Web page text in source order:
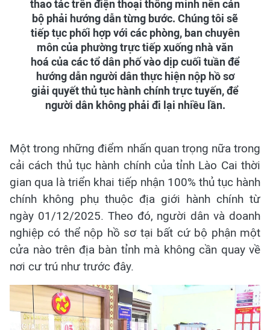
thao tác trên điện thoại thông minh nên cán
bộ phải hướng dẫn từng bước. Chúng tôi sẽ
tiếp tục phối hợp với các phòng, ban chuyên
môn của phường trực tiếp xuống nhà văn
hoá của các tổ dân phố vào dịp cuối tuần để
hướng dẫn người dân thực hiện nộp hồ sơ
giải quyết thủ tục hành chính trực tuyến, để
người dân không phải đi lại nhiều lần.
Một trong những điểm nhấn quan trọng nữa trong
cải cách thủ tục hành chính của tỉnh Lào Cai thời
gian qua là triển khai tiếp nhận 100% thủ tục hành
chính không phụ thuộc địa giới hành chính từ
ngày 01/12/2025. Theo đó, người dân và doanh
nghiệp có thể nộp hồ sơ tại bất cứ bộ phận một
cửa nào trên địa bàn tỉnh mà không cần quay về
nơi cư trú như trước đây.